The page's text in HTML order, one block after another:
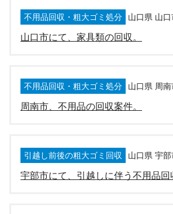
不用品回収・粗大ゴミ処分 山口県 山
山口市にて、家具類の回収。
不用品回収・粗大ゴミ処分 山口県 周
周南市、不用品の回収案件。
引越し前後の粗大ゴミ回収 山口県 宇
宇部市にて、引越しに伴う不用品回